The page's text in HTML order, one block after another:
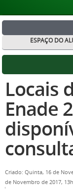
ESPAÇO DO
Locais
Enade
Criado: Quinta, 16 de
de Novembro de 2017,